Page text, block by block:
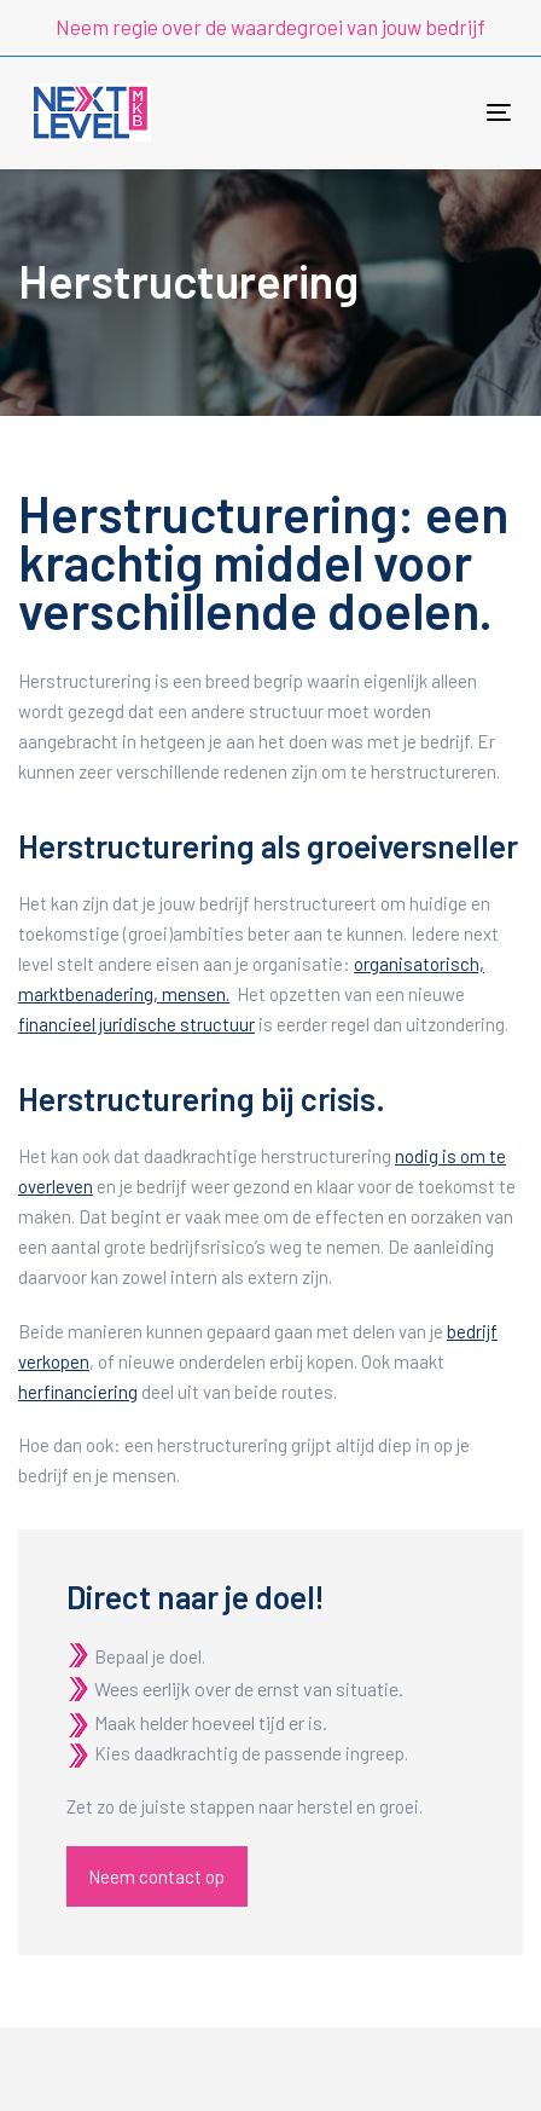
navigation
to
content
Neem regie over de waardegroei van jouw bedrijf
Herstructurering
Herstructurering: een
krachtig middel voor
verschillende doelen.
Herstructurering is een breed begrip waarin eigenlijk alleen
wordt gezegd dat een andere structuur moet worden
aangebracht in hetgeen je aan het doen was met je bedrijf. Er
kunnen zeer verschillende redenen zijn om te herstructureren.
Herstructurering als groeiversneller
Het kan zijn dat je jouw bedrijf herstructureert om huidige en
toekomstige (groei)ambities beter aan te kunnen. Iedere next
level stelt andere eisen aan je organisatie: organisatorisch,
marktbenadering, mensen. Het opzetten van een nieuwe
financieel juridische structuur is eerder regel dan uitzondering.
Herstructurering bij crisis.
Het kan ook dat daadkrachtige herstructurering nodig is om te
overleven en je bedrijf weer gezond en klaar voor de toekomst te
maken. Dat begint er vaak mee om de effecten en oorzaken van
een aantal grote bedrijfsrisico’s weg te nemen. De aanleiding
daarvoor kan zowel intern als extern zijn.
Beide manieren kunnen gepaard gaan met delen van je bedrijf
verkopen, of nieuwe onderdelen erbij kopen. Ook maakt
herfinanciering deel uit van beide routes.
Hoe dan ook: een herstructurering grijpt altijd diep in op je
bedrijf en je mensen.
Direct naar je doel!
Bepaal je doel.
Wees eerlijk over de ernst van situatie.
Maak helder hoeveel tijd er is.
Kies daadkrachtig de passende ingreep.
Zet zo de juiste stappen naar herstel en groei.
Neem contact op